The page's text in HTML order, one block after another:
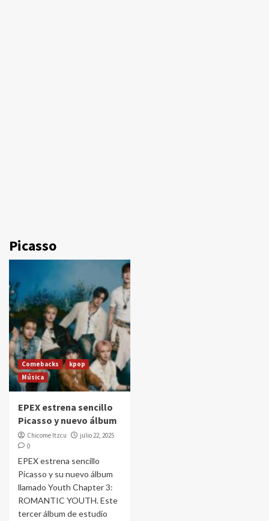
Picasso
Comebacks
kpop
Música
EPEX estrena sencillo
Picasso y nuevo álbum
Chicome Itzcu
julio 22, 2025
0
EPEX estrena sencillo
Picasso y su nuevo álbum
llamado Youth Chapter 3:
ROMANTIC YOUTH. Este
tercer álbum de estudio